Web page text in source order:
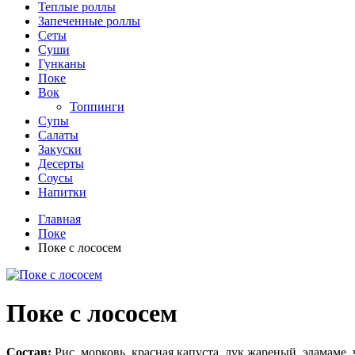
Теплые роллы
Запеченные роллы
Сеты
Суши
Гунканы
Поке
Вок
Топпинги
Супы
Салаты
Закуски
Десерты
Соусы
Напитки
Главная
Поке
Поке с лососем
Поке с лососем
Состав: Рис, морковь, красная капуста, лук жареный,